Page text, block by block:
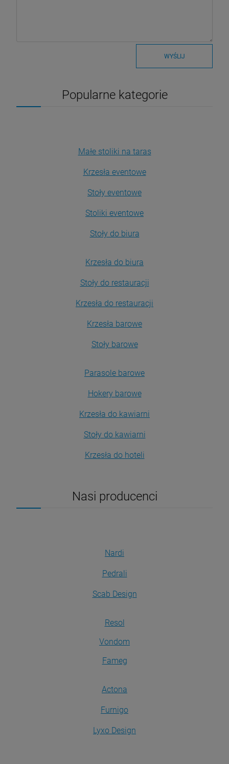
WYŚLIJ
Popularne kategorie
Małe stoliki na taras
Krzesła eventowe
Stoły eventowe
Stoliki eventowe
Stoły do biura
Krzesła do biura
Stoły do restauracji
Krzesła do restauracji
Krzesła barowe
Stoły barowe
Parasole barowe
Hokery barowe
Krzesła do kawiarni
Stoły do kawiarni
Krzesła do hoteli
Nasi producenci
Nardi
Pedrali
Scab Design
Resol
Vondom
Fameg
Actona
Furnigo
Lyxo Design